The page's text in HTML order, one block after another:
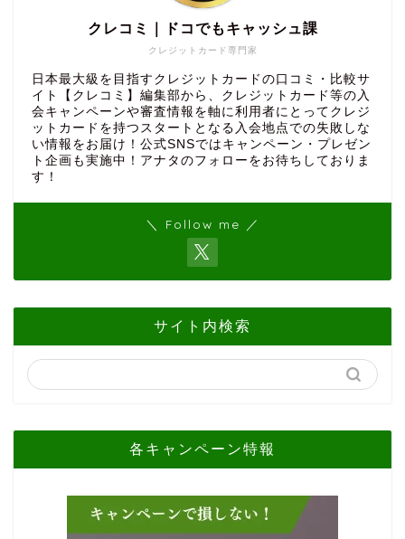
クレジットカード専門家
クレコミ｜ドコでもキャッシュ課
日本最大級を目指すクレジットカードの口コミ・比較サ
イト【クレコミ】編集部から、クレジットカード等の入
会キャンペーンや審査情報を軸に利用者にとってクレジ
ットカードを持つスタートとなる入会地点での失敗しな
い情報をお届け！公式SNSではキャンペーン・プレゼン
ト企画も実施中！アナタのフォローをお待ちしておりま
す！
＼ Follow me ／
サイト内検索
各キャンペーン特報